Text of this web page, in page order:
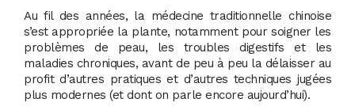
Au fil des années, la médecine traditionnelle chinoise
s’est appropriée la plante, notamment pour soigner les
problèmes de peau, les troubles digestifs et les
maladies chroniques, avant de peu à peu la délaisser au
profit d’autres pratiques et d’autres techniques jugées
plus modernes (et dont on parle encore aujourd’hui).